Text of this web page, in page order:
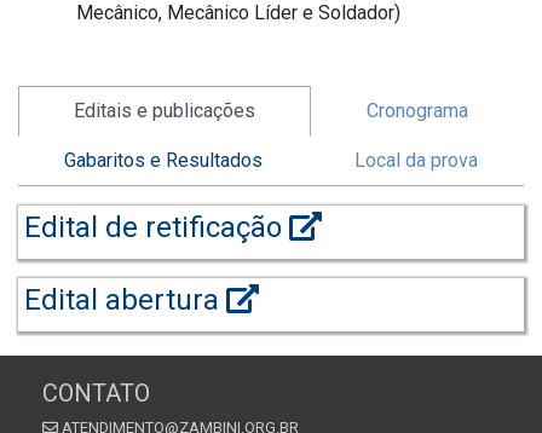
Mecânico, Mecânico Líder e Soldador)
Editais e publicações Cronograma
Gabaritos e Resultados Local da prova
Edital de retificação
Edital abertura
CONTATO
ATENDIMENTO@ZAMBINI.ORG.BR